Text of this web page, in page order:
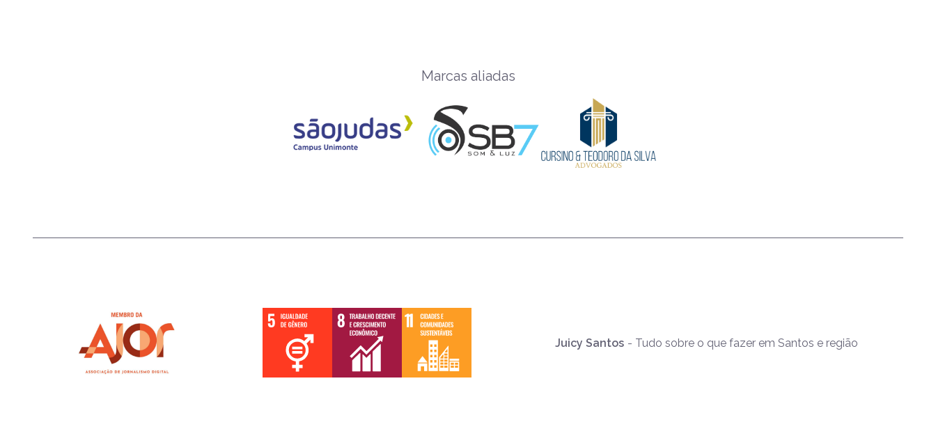
Marcas aliadas
Juicy Santos - Tudo sobre o que fazer em Santos e região